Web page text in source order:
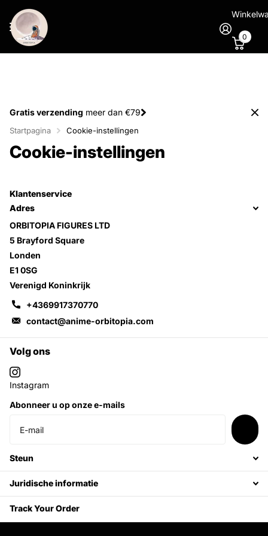
0
Gratis verzending meer dan €79
Startpagina Cookie-instellingen
Cookie-instellingen
Klantenservice
Adres
ORBITOPIA FIGURES LTD
5 Brayford Square
Londen
E1 0SG
Verenigd Koninkrijk
+4369917370770
contact@anime-orbitopia.com
Volg ons
Instagram
Abonneer u op onze e-mails
Steun
Juridische informatie
Track Your Order